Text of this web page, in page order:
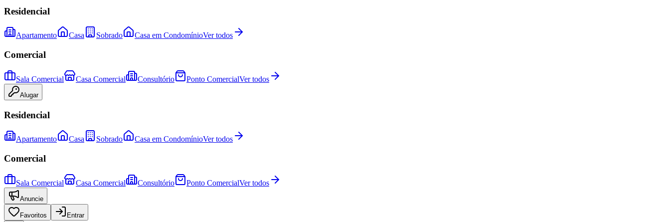
Residencial
Apartamento Casa Sobrado Casa em CondomínioVer todos
Comercial
Sala Comercial Casa Comercial Consultório Ponto ComercialVer todos
Alugar
Residencial
Apartamento Casa Sobrado Casa em CondomínioVer todos
Comercial
Sala Comercial Casa Comercial Consultório Ponto ComercialVer todos
Anuncie
Favoritos Entrar